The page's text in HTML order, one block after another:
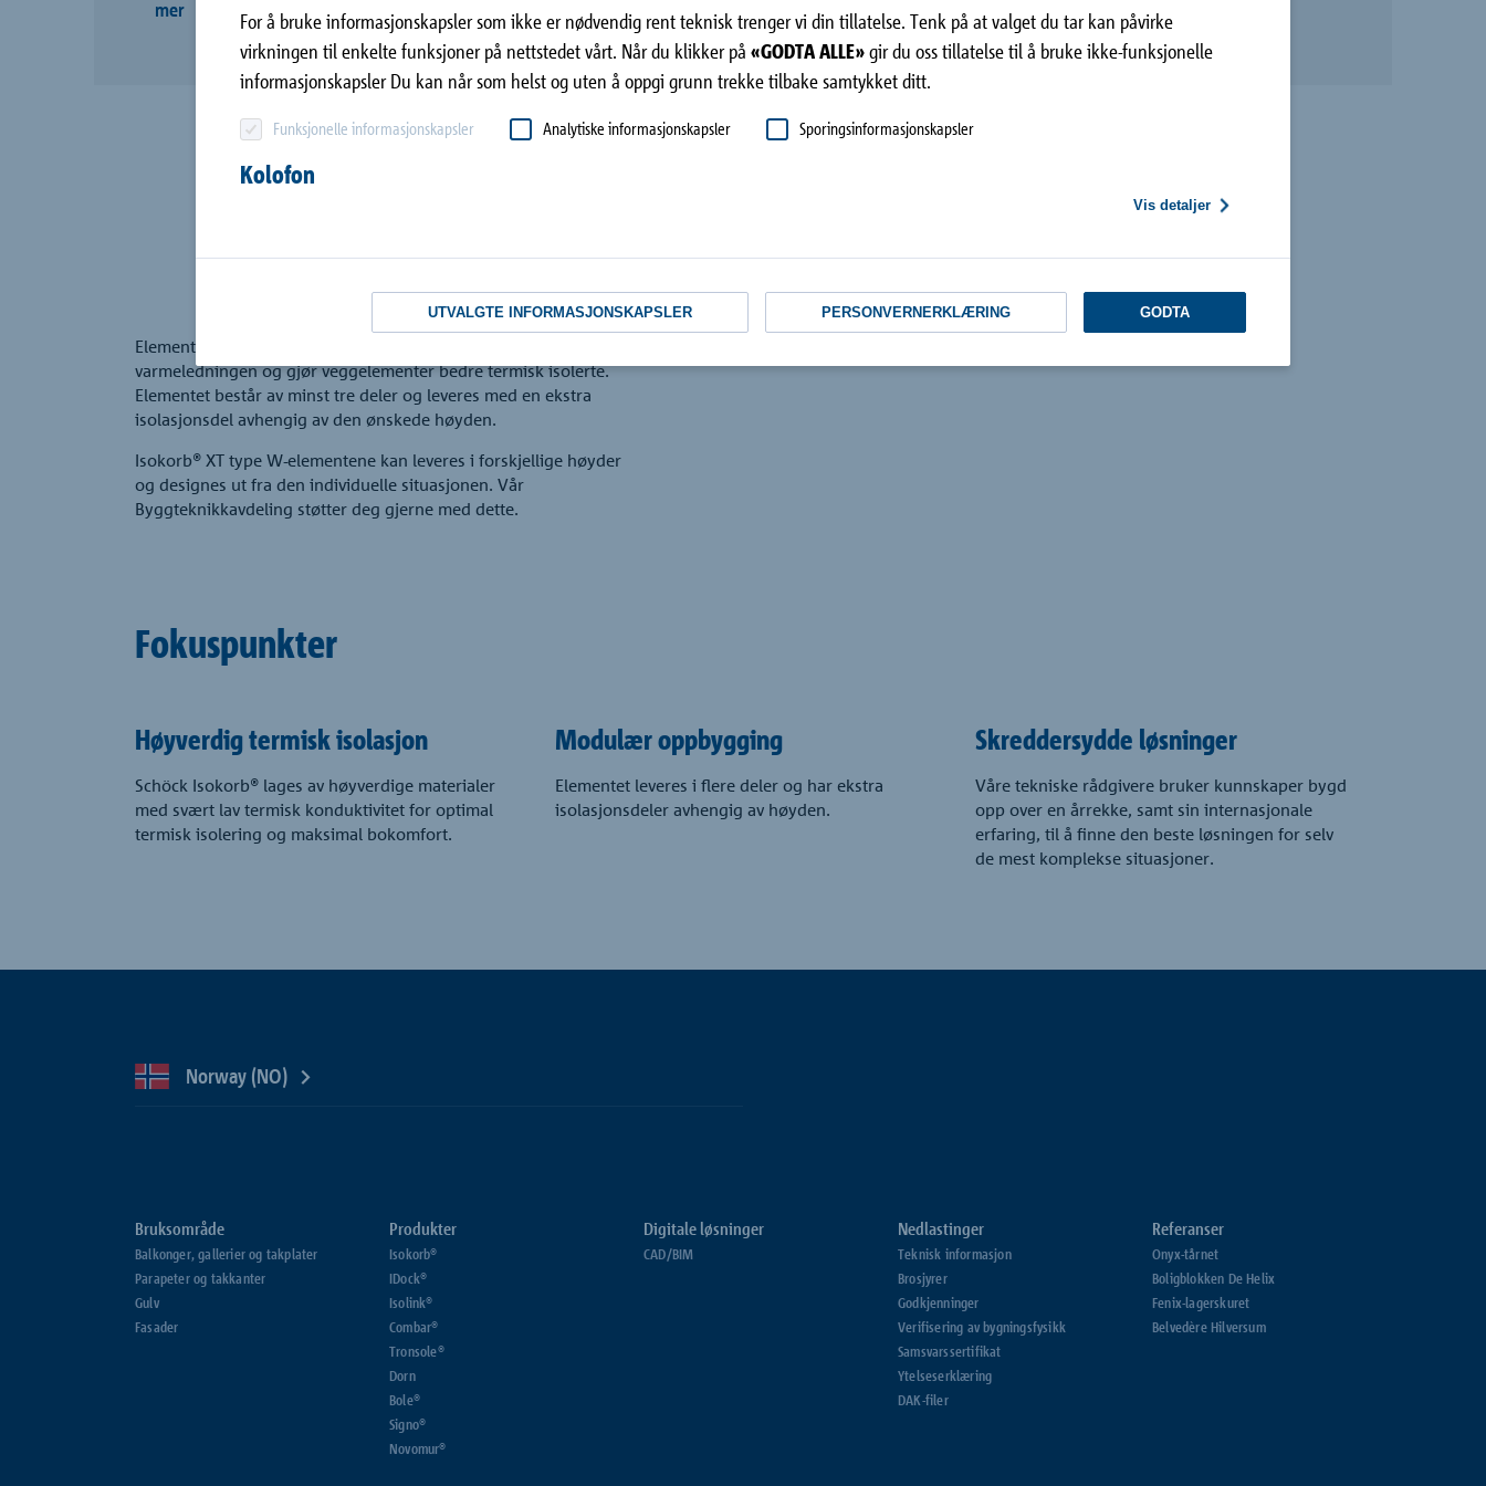
For å bruke informasjonskapsler som ikke er nødvendig rent teknisk trenger vi din tillatelse. Tenk på at valget du tar kan påvirke
virkningen til enkelte funksjoner på nettstedet vårt. Når du klikker på «GODTA ALLE»gir du oss tillatelse til å bruke ikke-funksjonelle
informasjonskapsler Du kan når som helst og uten å oppgi grunn trekke tilbake samtykket ditt.
Funksjonelle informasjonskapsler Analytiske informasjonskapsler Sporingsinformasjonskapsler
Kolofon
Vis detaljer
UTVALGTE INFORMASJONSKAPSLER PERSONVERNERKLÆRING GODTA
takplater
mer
Elementet har 120 mm isolasjon av Neopor®, noe som reduserer
varmeledningen og gjør veggelementer bedre termisk isolerte.
Elementet består av minst tre deler og leveres med en ekstra
isolasjonsdel avhengig av den ønskede høyden.
Isokorb® XT type W-elementene kan leveres i forskjellige høyder
og designes ut fra den individuelle situasjonen. Vår
Byggteknikkavdeling støtter deg gjerne med dette.
Fokuspunkter
Høyverdig termisk isolasjon
Schöck Isokorb® lages av høyverdige materialer
med svært lav termisk konduktivitet for optimal
termisk isolering og maksimal bokomfort.
Modulær oppbygging
Elementet leveres i flere deler og har ekstra
isolasjonsdeler avhengig av høyden.
Skreddersydde løsninger
Våre tekniske rådgivere bruker kunnskaper bygd
opp over en årrekke, samt sin internasjonale
erfaring, til å finne den beste løsningen for selv
de mest komplekse situasjoner.
Norway (NO)
Bruksområde
Balkonger, gallerier og takplater
Parapeter og takkanter
Gulv
Fasader
Produkter
Isokorb®
IDock®
Isolink®
Combar®
Tronsole®
Dorn
Bole®
Signo®
Novomur®
Digitale løsninger
CAD/BIM
Nedlastinger
Teknisk informasjon
Brosjyrer
Godkjenninger
Verifisering av bygningsfysikk
Samsvarssertifikat
Ytelseserklæring
DAK-filer
Referanser
Onyx-tårnet
Boligblokken De Helix
Fenix-lagerskuret
Belvedère Hilversum